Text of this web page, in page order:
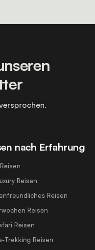
nach Erfahrung
Reisen
Reisen
Reisen
Reisen
Trekking Reisen